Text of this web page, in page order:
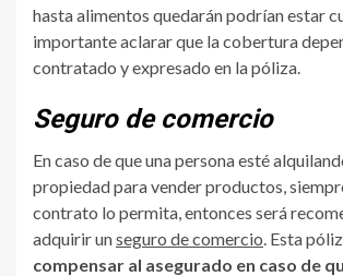
hasta alimentos quedarán podrían estar
importante aclarar que la cobertura
contratado y expresado en la póliza.
Seguro de comercio
En caso de que una persona esté
propiedad para vender productos,
contrato lo permita, entonces será
adquirir unseguro de comercio . Esta
compensar al asegurado en caso de